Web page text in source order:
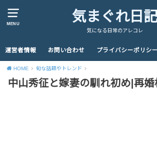
MENU 気まぐれ日
気になる日常のアレコレ
運営者情報 お問い合わせ プライバシーポリシー
HOME 旬な話題やトレンド
中山秀征と嫁妻の馴れ初め|再